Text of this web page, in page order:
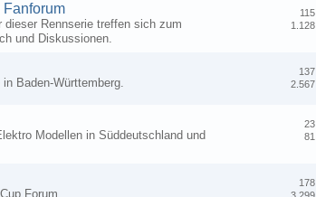
Fanforum
dieser Rennserie treffen sich zum
und Diskussionen.
115
1.128
Baden-Württemberg.
137
2.567
Modellen in Süddeutschland und
23
81
Forum
178